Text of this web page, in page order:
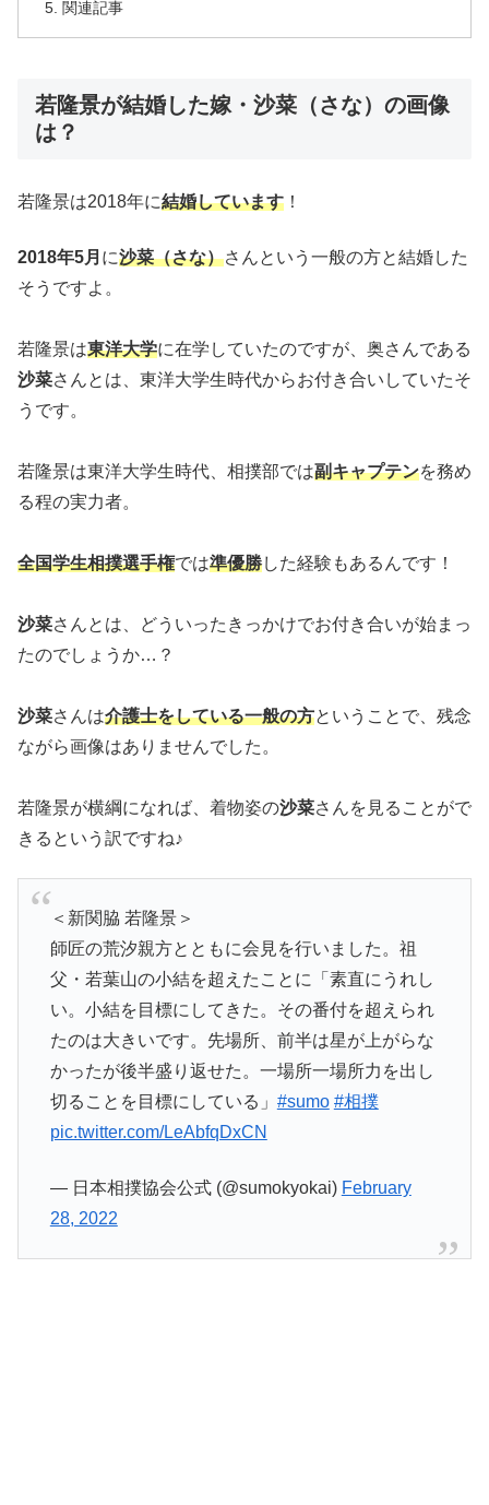
関連記事
若隆景が結婚した嫁・沙菜（さな）の画像
は？
若隆景は2018年に結婚しています ！
2018年5月 に沙菜（さな）さんという一般の方と結婚した
そうですよ。
若隆景は東洋大学に在学していたのですが、奥さんである
沙菜さんとは、東洋大学生時代からお付き合いしていたそ
うです。
若隆景は東洋大学生時代、相撲部では副キャプテンを務め
る程の実力者。
全国学生相撲選手権では準優勝した経験もあるんです！
沙菜さんとは、どういったきっかけでお付き合いが始まっ
たのでしょうか…？
沙菜さんは介護士をしている一般の方ということで、残念
ながら画像はありませんでした。
若隆景が横綱になれば、着物姿の沙菜さんを見ることがで
きるという訳ですね♪
＜新関脇 若隆景＞
師匠の荒汐親方とともに会見を行いました。祖
父・若葉山の小結を超えたことに「素直にうれし
い。小結を目標にしてきた。その番付を超えられ
たのは大きいです。先場所、前半は星が上がらな
かったが後半盛り返せた。一場所一場所力を出し
切ることを目標にしている」 #sumo #相撲
pic.twitter.com/LeAbfqDxCN
— 日本相撲協会公式 (@sumokyokai) February
28, 2022